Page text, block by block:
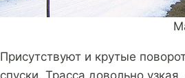
Присутствуют и крутые